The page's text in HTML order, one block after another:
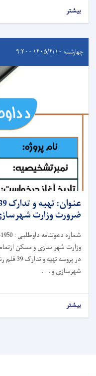
بیشتر
چهارشنبه ۱۴۰۵/۴/۱۰ - ۹:۲۰
ضرورت وزارت
شماره دعوتنامه داوطلبی : MUDH/1405/NCB/G-1950
وزارت شهر سازی و مسکن
در
شهرسازی و . . .
بیشتر